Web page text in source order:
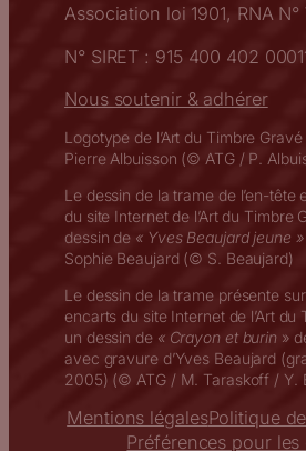
Association loi 1901, RNA
N° SIRET : 915 400 402
Nous soutenir & adhérer
Logotype de l’Art du Timbre
Pierre Albuisson (© ATG / P.
Le dessin de la trame de l’en-tête
du site Internet de l’Art du Timbre
dessin de « Yves Beaujard jeune »
Sophie Beaujard (© S. Beaujard)
Le dessin de la trame présente
encarts du site Internet de l’Art du
un dessin de « Crayon et burin »
avec gravure d’Yves Beaujard
2005) (© ATG / M. Taraskoff / Y.
Mentions légalesPolitique
Préférences pour les